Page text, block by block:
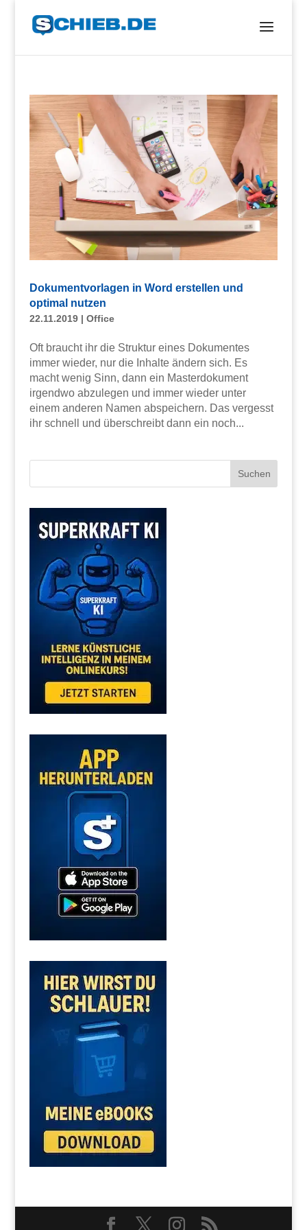
Dokumentvorlagen in Word erstellen und
optimal nutzen
22.11.2019| Office
Oft braucht ihr die Struktur eines Dokumentes
immer wieder, nur die Inhalte ändern sich. Es
macht wenig Sinn, dann ein Masterdokument
irgendwo abzulegen und immer wieder unter
einem anderen Namen abspeichern. Das vergesst
ihr schnell und überschreibt dann ein noch...